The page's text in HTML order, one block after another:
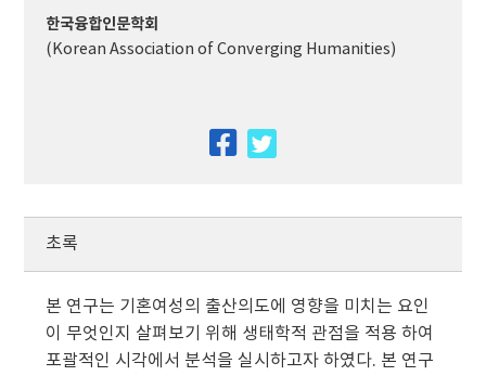
한국융합인문학회
(Korean Association of Converging Humanities)
facebook
초록
본 연구는 기혼여성의 출산의도에 영향을 미치는 요인
이 무엇인지 살펴보기 위해 생태학적 관점을 적용 하여
포괄적인 시각에서 분석을 실시하고자 하였다. 본 연구